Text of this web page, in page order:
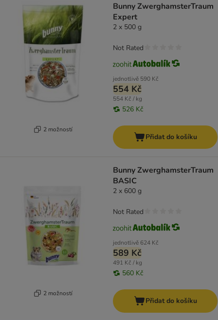
2 možností
Bunny ZwerghamsterTraum
Expert
2 x 500 g
jednotlivě 590 Kč
554 Kč
554 Kč / kg
526 Kč
Not Rated
Přidat do košíku
2 možností
Bunny ZwerghamsterTraum
BASIC
2 x 600 g
jednotlivě 624 Kč
589 Kč
491 Kč / kg
560 Kč
Not Rated
Přidat do košíku